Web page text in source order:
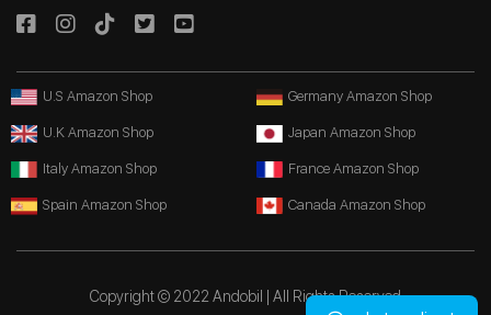
U.S Amazon Shop Germany Amazon Shop
U.K Amazon Shop Japan Amazon Shop
Italy Amazon Shop France Amazon Shop
Spain Amazon Shop Canada Amazon Shop
Copyright © 2022 Andobil | All Rights Reserved